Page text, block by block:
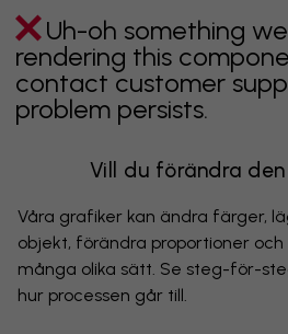
Uh-oh something
rendering this
contact customer
problem persists.
Vill du förändra
Våra grafiker kan ändra färger,
objekt, förändra proportioner och
många olika sätt. Se steg-för-
hur processen går till.